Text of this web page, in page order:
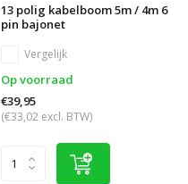
13 polig kabelboom 5m / 4m 6
pin bajonet
Vergelijk
Op voorraad
€39,95
(€33,02 excl. BTW)